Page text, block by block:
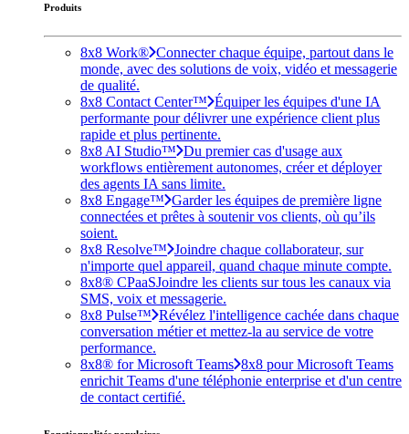
Produits
8x8 Work® Connecter chaque équipe, partout dans le
monde, avec des solutions de voix, vidéo et messagerie
de qualité.
8x8 Contact Center™ Équiper les équipes d'une IA
performante pour délivrer une expérience client plus
rapide et plus pertinente.
8x8 AI Studio™ Du premier cas d'usage aux
workflows entièrement autonomes, créer et déployer
des agents IA sans limite.
8x8 Engage™ Garder les équipes de première ligne
connectées et prêtes à soutenir vos clients, où qu’ils
soient.
8x8 Resolve™ Joindre chaque collaborateur, sur
n'importe quel appareil, quand chaque minute compte.
8x8® CPaaSJoindre les clients sur tous les canaux via
SMS, voix et messagerie.
8x8 Pulse™ Révélez l'intelligence cachée dans chaque
conversation métier et mettez-la au service de votre
performance.
8x8® for Microsoft Teams 8x8 pour Microsoft Teams
enrichit Teams d'une téléphonie enterprise et d'un centre
de contact certifié.